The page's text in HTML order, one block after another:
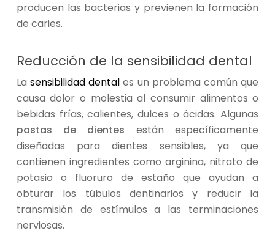
producen las bacterias y previenen la formación
de caries.
Reducción de la sensibilidad dental
Lasensibilidad dental es un problema común que
causa dolor o molestia al consumir alimentos o
bebidas frías, calientes, dulces o ácidas. Algunas
pastas de dientes están específicamente
diseñadas para dientes sensibles, ya que
contienen ingredientes como arginina, nitrato de
potasio o fluoruro de estaño que ayudan a
obturar los túbulos dentinarios y reducir la
transmisión de estímulos a las terminaciones
nerviosas.